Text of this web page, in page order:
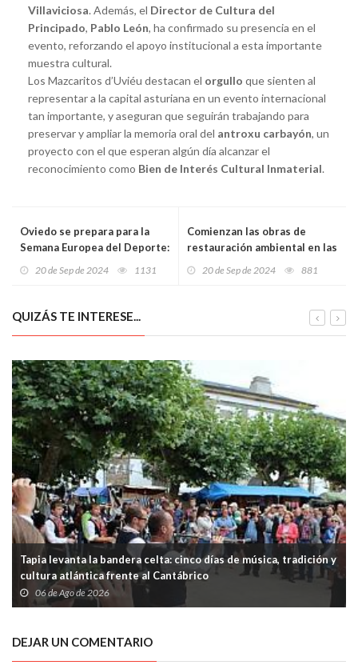
Villaviciosa. Además, el Director de Cultura del
Principado, Pablo León, ha confirmado su presencia en el
evento, reforzando el apoyo institucional a esta importante
muestra cultural.
Los Mazcaritos d’Uviéu destacan el orgullo que sienten al
representar a la capital asturiana en un evento internacional
tan importante, y aseguran que seguirán trabajando para
preservar y ampliar la memoria oral del antroxu carbayón, un
proyecto con el que esperan algún día alcanzar el
reconocimiento como Bien de Interés Cultural Inmaterial.
Oviedo se prepara para la
Semana Europea del Deporte:
principal este domingo
20 de Sep de 2024 1131
Comienzan las obras de
restauración ambiental en las
El Espartal
20 de Sep de 2024 881
QUIZÁS TE INTERESE...
Tapia levanta la bandera celta: cinco días de música, tradición y
cultura atlántica frente al Cantábrico
06 de Ago de 2026
DEJAR UN COMENTARIO